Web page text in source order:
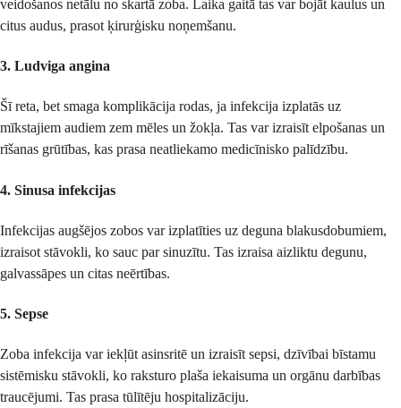
veidošanos netālu no skartā zoba. Laika gaitā tas var bojāt kaulus un
citus audus, prasot ķirurģisku noņemšanu.
3. Ludviga angina
Šī reta, bet smaga komplikācija rodas, ja infekcija izplatās uz
mīkstajiem audiem zem mēles un žokļa. Tas var izraisīt elpošanas un
rīšanas grūtības, kas prasa neatliekamo medicīnisko palīdzību.
4. Sinusa infekcijas
Infekcijas augšējos zobos var izplatīties uz deguna blakusdobumiem,
izraisot stāvokli, ko sauc par sinuzītu. Tas izraisa aizliktu degunu,
galvassāpes un citas neērtības.
5. Sepse
Zoba infekcija var iekļūt asinsritē un izraisīt sepsi, dzīvībai bīstamu
sistēmisku stāvokli, ko raksturo plaša iekaisuma un orgānu darbības
traucējumi. Tas prasa tūlītēju hospitalizāciju.